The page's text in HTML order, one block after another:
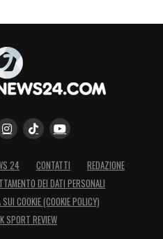
24 CONTATTI
REDAZIONE
DEI DATI PERSONALI
COOKIE (COOKIE POLICY)
SPORT REVIEW